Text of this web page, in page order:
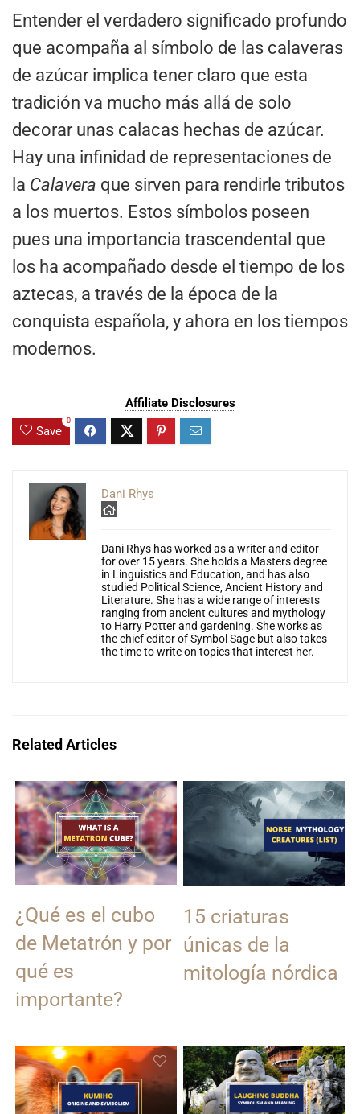
Entender el verdadero significado profundo
que acompaña al símbolo de las calaveras
de azúcar implica tener claro que esta
tradición va mucho más allá de solo
decorar unas calacas hechas de azúcar.
Hay una infinidad de representaciones de
la Calavera que sirven para rendirle tributos
a los muertos. Estos símbolos poseen
pues una importancia trascendental que
los ha acompañado desde el tiempo de los
aztecas, a través de la época de la
conquista española, y ahora en los tiempos
modernos.
Affiliate Disclosures
Save
0
Dani Rhys
Dani Rhys has worked as a writer and editor
for over 15 years. She holds a Masters degree
in Linguistics and Education, and has also
studied Political Science, Ancient History and
Literature. She has a wide range of interests
ranging from ancient cultures and mythology
to Harry Potter and gardening. She works as
the chief editor of Symbol Sage but also takes
the time to write on topics that interest her.
Related Articles
¿Qué es el cubo
de Metatrón y por
qué es
importante?
15 criaturas
únicas de la
mitología nórdica